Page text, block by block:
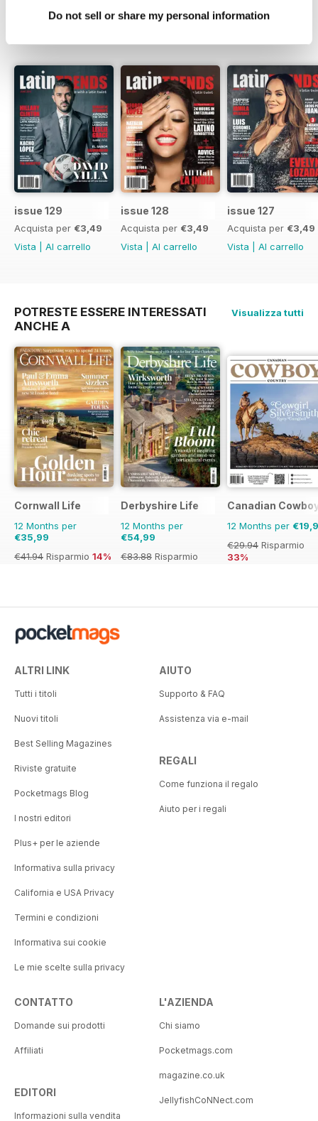
Do not sell or share my personal information
issue 129
Acquista per €3,49
Vista
Al carrello
issue 128
Acquista per €3,49
Vista
Al carrello
issue 127
Acquista per €3,49
Vista
Al carrello
POTRESTE ESSERE INTERESSATI
ANCHE A
Visualizza tutti
Cornwall Life
12 Months per
€35,99
€41.94 Risparmio 14%
Derbyshire Life
12 Months per
€54,99
€83.88 Risparmio
Canadian
12 Months per
€29.94 Risparmio
33%
ALTRI LINK
Tutti i titoli
Nuovi titoli
Best Selling Magazines
Riviste gratuite
Pocketmags Blog
I nostri editori
Plus+ per le aziende
Informativa sulla privacy
California e USA Privacy
Termini e condizioni
Informativa sui cookie
Le mie scelte sulla privacy
AIUTO
Supporto & FAQ
Assistenza via e-mail
REGALI
Come funziona il regalo
Aiuto per i regali
CONTATTO
Domande sui prodotti
Affiliati
EDITORI
Informazioni sulla vendita
L'AZIENDA
Chi siamo
Pocketmags.com
magazine.co.uk
JellyfishCoNNect.com